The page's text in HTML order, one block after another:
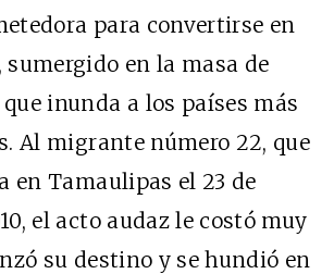
para convertirse en
sumergido en la masa de
inunda a los países más
Al migrante número 22, que
en Tamaulipas el 23 de
el acto audaz le costó muy
su destino y se hundió en